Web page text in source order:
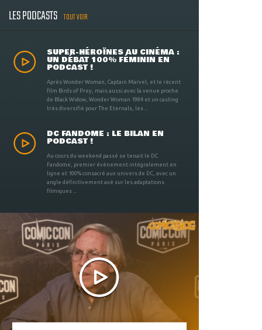
LES PODCASTS TOUT VOIR
SUPER-HÉROÏNES AU CINÉMA :
UN DÉBAT 100% FÉMININ EN
PODCAST !
Après Wonder Woman, Captain Marvel, et le récent
film Birds of Prey, mais aussi avec la venue proche
de Black Widow, Wonder Woman 1984 et un casting
très diversifié pour The Eternals, les ...
DC FANDOME : LE BILAN EN
PODCAST !
Au cours du weekend passé se tenait le DC
Fandome, premier évènement intégralement en
ligne et 100% consacré aux univers de DC, avec un
angle définitivement axé sur les adaptations
filmiques ...